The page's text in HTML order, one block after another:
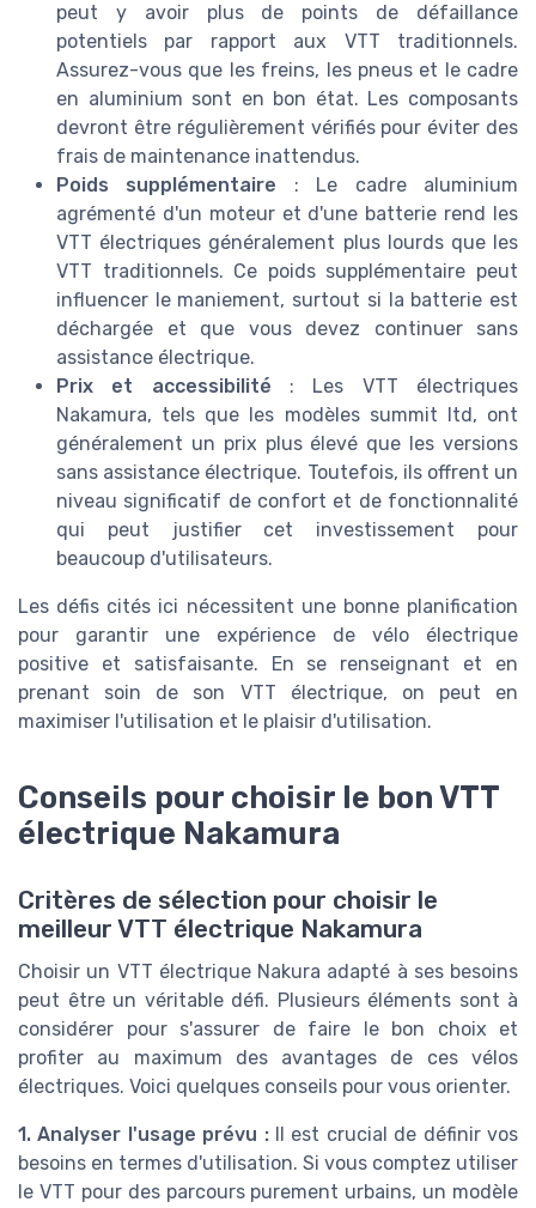
peut y avoir plus de points de défaillance
potentiels par rapport aux VTT traditionnels.
Assurez-vous que les freins, les pneus et le cadre
en aluminium sont en bon état. Les composants
devront être régulièrement vérifiés pour éviter des
frais de maintenance inattendus.
Poids supplémentaire : Le cadre aluminium
agrémenté d'un moteur et d'une batterie rend les
VTT électriques généralement plus lourds que les
VTT traditionnels. Ce poids supplémentaire peut
influencer le maniement, surtout si la batterie est
déchargée et que vous devez continuer sans
assistance électrique.
Prix et accessibilité : Les VTT électriques
Nakamura, tels que les modèles summit ltd, ont
généralement un prix plus élevé que les versions
sans assistance électrique. Toutefois, ils offrent un
niveau significatif de confort et de fonctionnalité
qui peut justifier cet investissement pour
beaucoup d'utilisateurs.
Les défis cités ici nécessitent une bonne planification
pour garantir une expérience de vélo électrique
positive et satisfaisante. En se renseignant et en
prenant soin de son VTT électrique, on peut en
maximiser l'utilisation et le plaisir d'utilisation.
Conseils pour choisir le bon VTT
électrique Nakamura
Critères de sélection pour choisir le
meilleur VTT électrique Nakamura
Choisir un VTT électrique Nakura adapté à ses besoins
peut être un véritable défi. Plusieurs éléments sont à
considérer pour s'assurer de faire le bon choix et
profiter au maximum des avantages de ces vélos
électriques. Voici quelques conseils pour vous orienter.
1. Analyser l'usage prévu :Il est crucial de définir vos
besoins en termes d'utilisation. Si vous comptez utiliser
le VTT pour des parcours purement urbains, un modèle